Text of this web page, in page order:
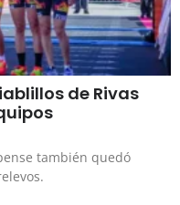
de Rivas
también quedó